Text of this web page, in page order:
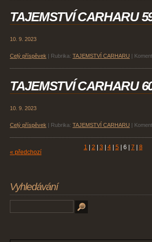
TAJEMSTVÍ CARHARU
10. 9. 2023
Celý příspěvek Rubrika: TAJEMSTVÍ CARHARU
TAJEMSTVÍ CARHARU
10. 9. 2023
Celý příspěvek Rubrika: TAJEMSTVÍ CARHARU
« předchozí
1 2 3 4 5 6 7 8
Vyhledávání